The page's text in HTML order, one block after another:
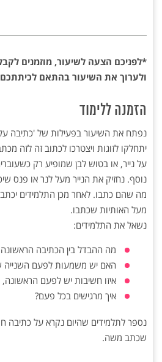
*לפניכם הצעה לשיעור, מוזמנים
ולערוך את השיעור בהתאם
הזמנה ללימוד
נפתח את השיעור בפעילות של 'כתיבה
יתחלקו לזוגות ויצטרכו לכתוב זה לזה
על נייר, או בטוש לבן שמופיע רק
נוסף. נחזיק את הנייר מעל לנר או פנס
מה שהם כתבו. לאחר מכן התלמידים
מעל האותיות שכתבו.
נשאל את התלמידים:
מה ההבדל בין הכתיבה הראשונה
האם יש משמעות לפעם השנייה
איזו חשיבות יש לפעם
איך מרגישים בכל פעם?
נספר לתלמידים שהיום נקרא על כתיבה
שכתב משה.